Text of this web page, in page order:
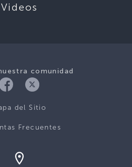
Videos
comunidad
del Sitio
Frecuentes